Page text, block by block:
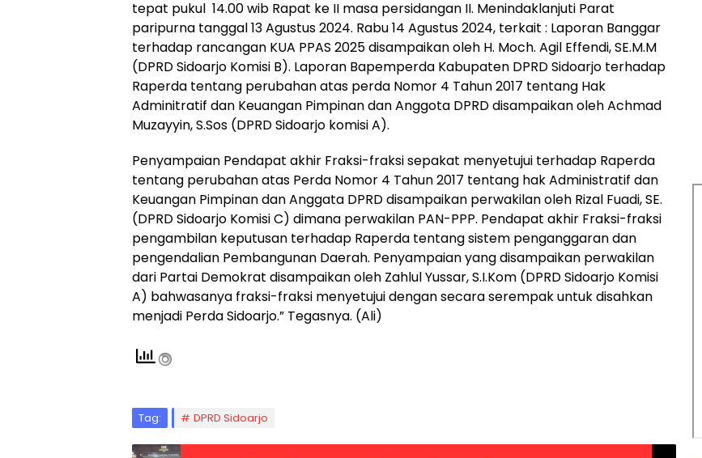
tepat pukul 14.00 wib Rapat ke II masa persidangan II. Menindaklanjuti Parat
paripurna tanggal 13 Agustus 2024. Rabu 14 Agustus 2024, terkait : Laporan Banggar
terhadap rancangan KUA PPAS 2025 disampaikan oleh H. Moch. Agil Effendi, SE.M.M
(DPRD Sidoarjo Komisi B). Laporan Bapemperda Kabupaten DPRD Sidoarjo terhadap
Raperda tentang perubahan atas perda Nomor 4 Tahun 2017 tentang Hak
Adminitratif dan Keuangan Pimpinan dan Anggota DPRD disampaikan oleh Achmad
Muzayyin, S.Sos (DPRD Sidoarjo komisi A).
Penyampaian Pendapat akhir Fraksi-fraksi sepakat menyetujui terhadap Raperda
tentang perubahan atas Perda Nomor 4 Tahun 2017 tentang hak Administratif dan
Keuangan Pimpinan dan Anggata DPRD disampaikan perwakilan oleh Rizal Fuadi, SE.
(DPRD Sidoarjo Komisi C) dimana perwakilan PAN-PPP. Pendapat akhir Fraksi-fraksi
pengambilan keputusan terhadap Raperda tentang sistem penganggaran dan
pengendalian Pembangunan Daerah. Penyampaian yang disampaikan perwakilan
dari Partai Demokrat disampaikan oleh Zahlul Yussar, S.I.Kom (DPRD Sidoarjo Komisi
A) bahwasanya fraksi-fraksi menyetujui dengan secara serempak untuk disahkan
menjadi Perda Sidoarjo.” Tegasnya. (Ali)
Tag: DPRD Sidoarjo